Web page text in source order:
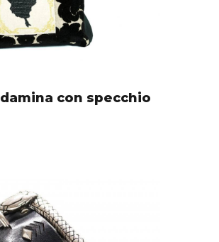
con specchio